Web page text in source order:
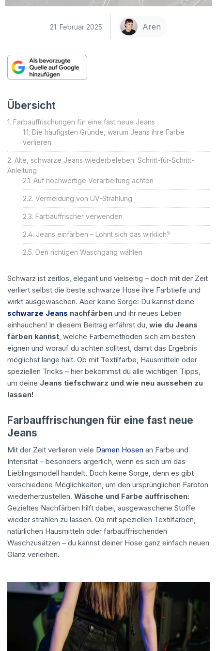
21. Februar 2025 Aren
Übersicht
Farbauffrischungen für eine fast neue Jeans
Die häufigsten Gründe, warum Jeans ihre Farbe
verlieren
Alte, schwarze Jeans wiederbeleben: Schritt-für-Schritt-
Anleitung
Auf hochwertige Verarbeitung achten
Vermeidung von UV-Strahlung
Farbauffrischer verwenden
Jeans einfärben – Lohnt sich das wirklich?
Den richtigen Waschgang wählen
Schwarz ist zeitlos, elegant und vielseitig – doch mit der Zeit
verliert selbst die beste schwarze Hose ihre Farbtiefe und
wirkt ausgewaschen. Aber keine Sorge: Du kannst deine
schwarze Jeans nachfärben und ihr neues Leben
einhauchen! In diesem Beitrag erfährst du, wie du Jeans
färben kannst , welche Färbemethoden sich am besten
eignen und worauf du achten solltest, damit das Ergebnis
möglichst lange hält. Ob mit Textilfarbe, Hausmitteln oder
speziellen Tricks – hier bekommst du alle wichtigen Tipps,
um deine Jeans tiefschwarz und wie neu aussehen zu
lassen!
Farbauffrischungen für eine fast neue
Jeans
Mit der Zeit verlieren viele Damen Hosen an Farbe und
Intensität – besonders ärgerlich, wenn es sich um das
Lieblingsmodell handelt. Doch keine Sorge, denn es gibt
verschiedene Möglichkeiten, um den ursprünglichen Farbton
wiederherzustellen. Wäsche und Farbe auffrischen:
Gezieltes Nachfärben hilft dabei, ausgewaschene Stoffe
wieder strahlen zu lassen. Ob mit speziellen Textilfarben,
natürlichen Hausmitteln oder farbauffrischenden
Waschzusätzen – du kannst deiner Hose ganz einfach neuen
Glanz verleihen.